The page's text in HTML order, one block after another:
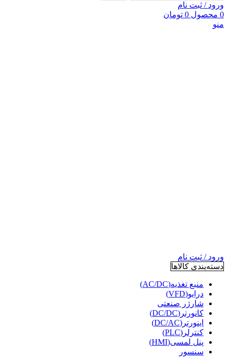
ورود / ثبت نام
0 محصول 0 تومان
منو
ورود / ثبت نام
دسته‌بندی کالاها
منبع تغذیه(AC/DC)
درایو(VFD)
شارژر صنعتی
کانورتر(DC/DC)
اینورتر(DC/AC)
کنترلر(PLC)
پنل لمسی(HMI)
سنسور